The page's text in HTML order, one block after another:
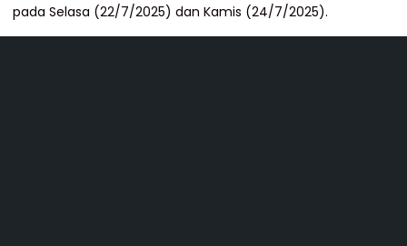
pada Selasa (22/7/2025) dan Kamis (24/7/2025).